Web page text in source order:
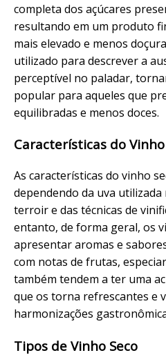
completa dos açúcares
resultando em um produto
mais elevado e menos
utilizado para descrever a
perceptível no paladar,
popular para aqueles que
equilibradas e menos doces.
Características do Vinho
As características do vinho
dependendo da uva
terroir e das técnicas de
entanto, de forma geral, os
apresentar aromas e
com notas de frutas,
também tendem a ter uma
que os torna refrescantes e
harmonizações
Tipos de Vinho Seco